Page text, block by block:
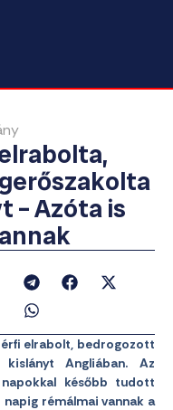
– Azóta is
elrabolt, bedrogozott
Angliában. Az
később tudott
napig rémálmai vannak a